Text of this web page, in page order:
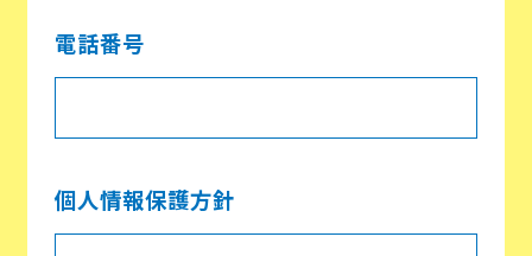
電話番号
個人情報保護方針